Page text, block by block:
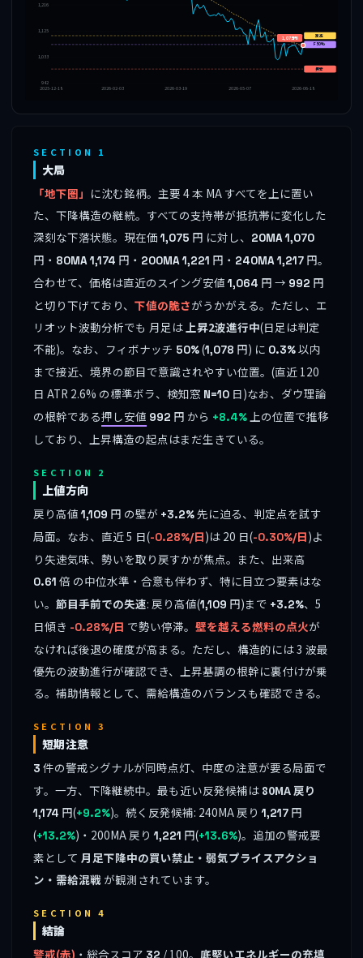
1,216
1,125
1,033
942
2025-12-18
2026-02-03 2026-03-19 2026-05-07 2026-06-18
押安
戻高
F50%
1,075円
SECTION 1
大局
「地下圏」 に沈む銘柄。主要 4 本 MA すべてを上に置い
た、下降構造の継続。すべての支持帯が抵抗帯に変化した
深刻な下落状態。現在価1,075 円 に対し、 20MA1,070
円・ 80MA1,174 円・ 200MA1,221 円・ 240MA1,217 円。
合わせて、価格は直近のスイング安値1,064 円 → 992 円
と切り下げており、 下値の脆さがうかがえる。ただし、エ
リオット波動分析でも 月足は上昇2波進行中(日足は判定
不能)。なお、フィボナッチ 50%(1,078 円) に 0.3%以内
まで接近、境界の節目で意識されやすい位置。(直近 120
日 ATR 2.6% の標準ボラ、検知窓 N=10 日)なお、ダウ理論
の根幹である押し安値 992 円 から +8.4%上の位置で推移
しており、上昇構造の起点はまだ生きている。
SECTION 2
上値方向
戻り高値1,109 円 の壁が +3.2%先に迫る、判定点を試す
局面。なお、直近 5 日(-0.28%/日)は 20 日(-0.30%/日)よ
り失速気味、勢いを取り戻すかが焦点。また、出来高
0.61 倍 の中位水準・合意も伴わず、特に目立つ要素はな
い。 節目手前での失速: 戻り高値(1,109 円)まで +3.2%、5
日傾き -0.28%/日 で勢い停滞。 壁を越える燃料の点火が
なければ後退の確度が高まる。ただし、構造的には 3 波最
優先の波動進行が確認でき、上昇基調の根幹に裏付けが乗
る。補助情報として、需給構造のバランスも確認できる。
SECTION 3
短期注意
3 件の警戒シグナルが同時点灯、中度の注意が要る局面で
す。一方、下降継続中。最も近い反発候補は 80MA 戻り
1,174 円(+9.2%)。続く反発候補: 240MA 戻り1,217 円
(+13.2%)・200MA 戻り1,221 円(+13.6%)。追加の警戒要
素として 月足下降中の買い禁止・弱気プライスアクショ
ン・需給混戦 が観測されています。
SECTION 4
結論
警戒(赤) ・総合スコア 32 / 100。 底堅いエネルギーの充填